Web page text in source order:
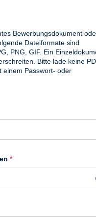
Bewerbungsdokument
Dateiformate sind
PNG, GIF. Ein
Bitte lade keine
einem Passwort- oder
*